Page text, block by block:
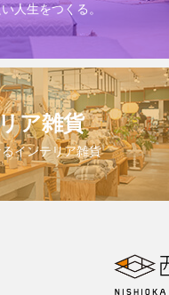
人生をつくる。
ア雑貨
インテリア雑貨